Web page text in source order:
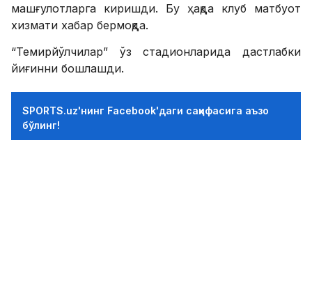
машғулотларга киришди. Бу ҳақда клуб матбуот
хизмати хабар бермоқда.
“Темирйўлчилар” ўз стадионларида дастлабки
йиғинни бошлашди.
SPORTS.uz'нинг Facebook'даги саҳифасига аъзо
бўлинг!